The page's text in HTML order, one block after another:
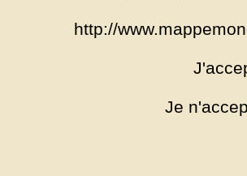
http://
Je